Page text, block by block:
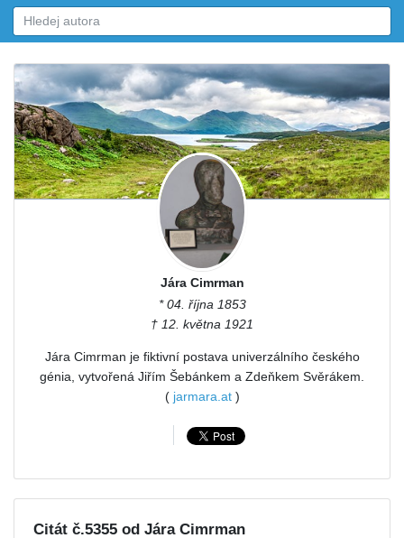
Jára Cimrman
* 04. října 1853
† 12. května 1921
Jára Cimrman je fiktivní postava univerzálního českého
génia, vytvořená Jiřím Šebánkem a Zdeňkem Svěrákem.
( jarmara.at)
Citát č.5355 od Jára Cimrman